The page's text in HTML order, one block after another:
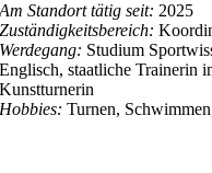
Am Standort tätig seit: 2025
Zuständigkeitsbereich:
Werdegang: Studium
Englisch, staatliche Trainerin
Kunstturnerin
Hobbies: Turnen,